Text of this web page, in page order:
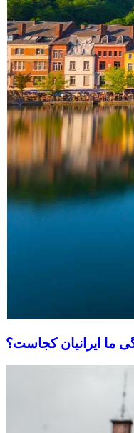
ما ایرانیان کجاست؟